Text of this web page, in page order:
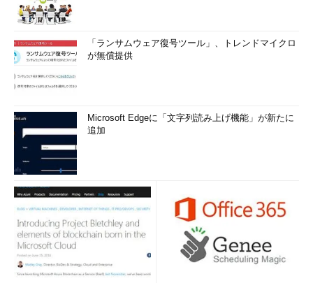
た、シノニムを使用したからといって検索パフォーマンスが向
上するわけではありません（
を向上させたいのであれば、索引の調整などを行った方がよい
でしょう。
5．順序の作成
順序とは、一意的な数値を自動生成するためのオブジェクトで
す。昇順（値を増やす）順序オブジェクトと降順（値を減らす）
順序オブジェクトのいずれかを作成できます。表から独立してい
ますので、複数の表で共有するように採番することもできます。
一度発行された番号は、トランザクションをロールバックして
も元に戻すことはできないため、連番とは限りません。順序の作
成時にCYCLEを宣言した場合、最大値（降順の場合は最小値）
に達したら最小値（降順の場合は最大値）に戻りますので、一意
でない値を作成することもできます。
「ランサムウェア復号ツール」、トレンドマイクロ
が無償提供
Microsoft Edgeに「文字列読み上げ機能」が新たに
追加